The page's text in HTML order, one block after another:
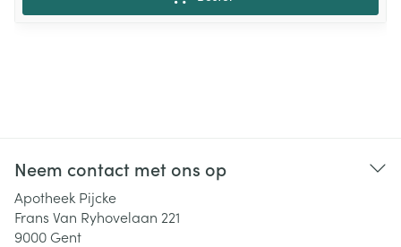
Neem contact met ons op
Apotheek Pijcke
Frans Van Ryhovelaan 221
9000 Gent